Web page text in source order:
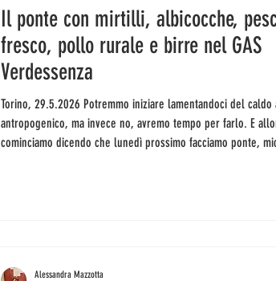
Il ponte con mirtilli, albicocche,
fresco, pollo rurale e birre nel GAS
Verdessenza
Torino, 29.5.2026 Potremmo iniziare lamentandoci del caldo anomalo e
antropogenico, ma invece no, avremo tempo per farlo. E
cominciamo dicendo che lunedì prossimo facciamo ponte,
Alessandra Mazzotta